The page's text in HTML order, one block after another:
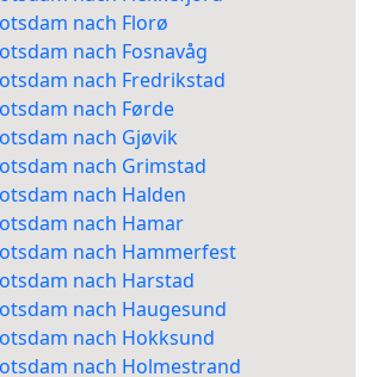
nach Florø
nach Fosnavåg
nach Fredrikstad
nach Førde
nach Gjøvik
nach Grimstad
nach Halden
nach Hamar
nach Hammerfest
nach Harstad
nach Haugesund
nach Hokksund
nach Holmestrand